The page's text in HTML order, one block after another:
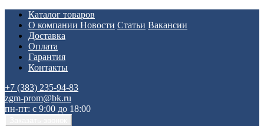
Каталог товаров
О компании Новости Статьи Вакансии
Доставка
Оплата
Гарантия
Контакты
+7 (383) 235-94-83
zgm-prom@bk.ru
пн-пт: с 9:00 до 18:00